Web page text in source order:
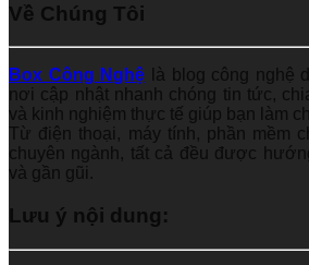
Về Chúng Tôi
Box Công Nghệ là blog công nghệ
nơi cập nhật nhanh chóng tin tức,
và kinh nghiệm thực tế giúp bạn làm
Từ điện thoại, máy tính, phần mềm
chuyên ngành, tất cả đều được
và gần gũi.
Lưu ý nội dung: